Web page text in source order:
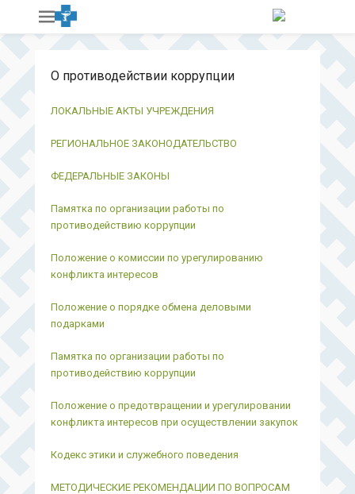
О противодействии коррупции
ЛОКАЛЬНЫЕ АКТЫ УЧРЕЖДЕНИЯ
РЕГИОНАЛЬНОЕ ЗАКОНОДАТЕЛЬСТВО
ФЕДЕРАЛЬНЫЕ ЗАКОНЫ
Памятка по организации работы по
противодействию коррупции
Положение о комиссии по урегулированию
конфликта интересов
Положение о порядке обмена деловыми
подарками
Памятка по организации работы по
противодействию коррупции
Положение о предотвращении и урегулировании
конфликта интересов при осуществлении закупок
Кодекс этики и служебного поведения
МЕТОДИЧЕСКИЕ РЕКОМЕНДАЦИИ ПО ВОПРОСАМ